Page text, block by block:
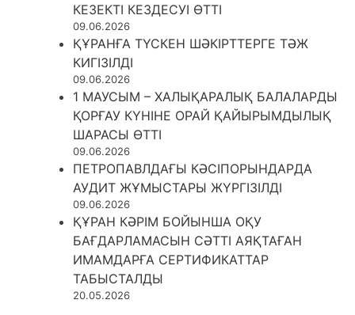
КЕЗЕКТІ КЕЗДЕСУІ ӨТТІ
09.06.2026
ҚҰРАНҒА ТҮСКЕН ШӘКІРТТЕРГЕ ТӘЖ
КИГІЗІЛДІ
09.06.2026
1 МАУСЫМ – ХАЛЫҚАРАЛЫҚ БАЛАЛАРДЫ
ҚОРҒАУ КҮНІНЕ ОРАЙ ҚАЙЫРЫМДЫЛЫҚ
ШАРАСЫ ӨТТІ
09.06.2026
ПЕТРОПАВЛДАҒЫ КӘСІПОРЫНДАРДА
АУДИТ ЖҰМЫСТАРЫ ЖҮРГІЗІЛДІ
09.06.2026
ҚҰРАН КӘРІМ БОЙЫНША ОҚУ
БАҒДАРЛАМАСЫН СӘТТІ АЯҚТАҒАН
ИМАМДАРҒА СЕРТИФИКАТТАР
ТАБЫСТАЛДЫ
20.05.2026